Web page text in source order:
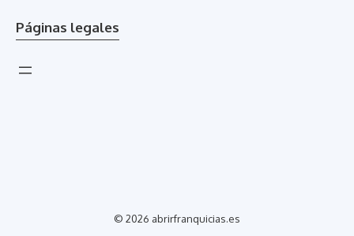
Páginas legales
© 2026 abrirfranquicias.es